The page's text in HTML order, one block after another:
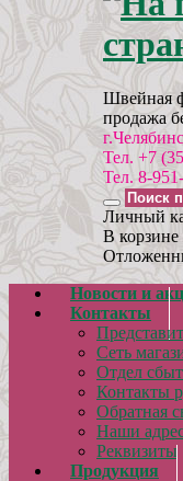
Швейная
продажа
Тел. +7
Тел. 8-
Личный
В корзине
Новости и
Контакты
Сеть
Отдел
Контакты
Обратная
Наши
Реквизиты
Продукция